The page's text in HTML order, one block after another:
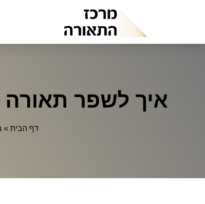
איך לשפר תאורה
דף הבית »